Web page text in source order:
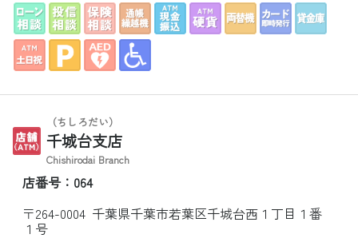
（ちしろだい）
千城台支店
Chishirodai Branch
店番号：064
〒264-0004 千葉県千葉市若葉区千城台西１丁目１番
１号